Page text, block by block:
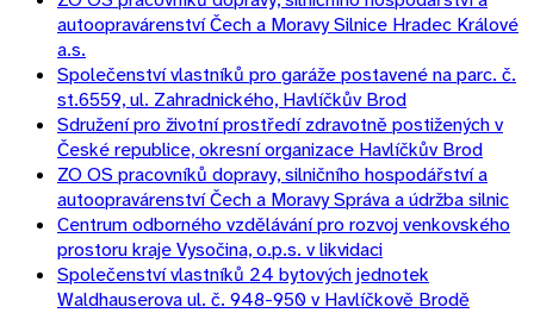
autoopravárenství Čech a Moravy Silnice Hradec Králové
a.s.
Společenství vlastníků pro garáže postavené na parc. č.
st.6559, ul. Zahradnického, Havlíčkův Brod
Sdružení pro životní prostředí zdravotně postižených v
České republice, okresní organizace Havlíčkův Brod
ZO OS pracovníků dopravy, silničního hospodářství a
autoopravárenství Čech a Moravy Správa a údržba silnic
Centrum odborného vzdělávání pro rozvoj venkovského
prostoru kraje Vysočina, o.p.s. v likvidaci
Společenství vlastníků 24 bytových jednotek
Waldhauserova ul. č. 948-950 v Havlíčkově Brodě